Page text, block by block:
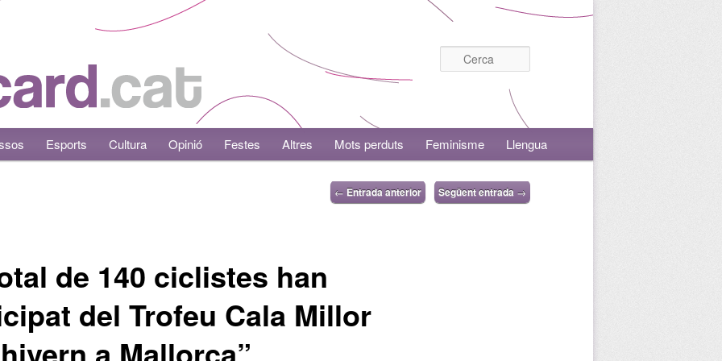
Esports Cultura Opinió Festes Altres Mots perduts Feminisme Llengua
← Entrada anterior Següent entrada →
de 140 ciclistes han
del Trofeu Cala Millor
a Mallorca”